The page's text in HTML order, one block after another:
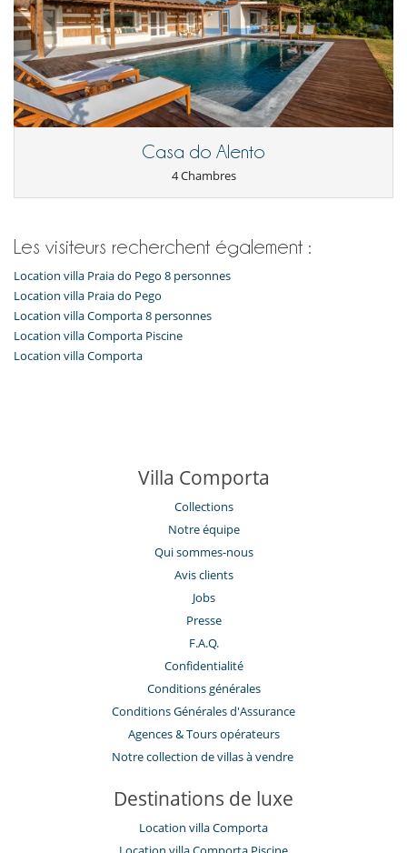
Salle à manger
Salon
Sèche-cheveux
Casa do Alento
4 Chambres
Les visiteurs recherchent également :
Location villa Praia do Pego 8 personnes
Location villa Praia do Pego
Location villa Comporta 8 personnes
Location villa Comporta Piscine
Location villa Comporta
Villa Comporta
Collections
Notre équipe
Qui sommes-nous
Avis clients
Jobs
Presse
F.A.Q.
Confidentialité
Conditions générales
Conditions Générales d'Assurance
​Agences & Tours opérateurs
Notre collection de villas à vendre
Destinations de luxe
Location villa Comporta